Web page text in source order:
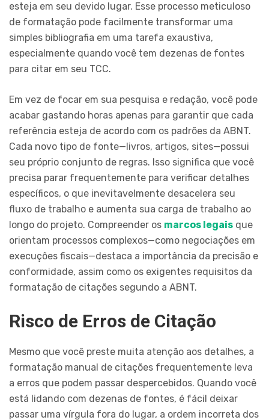
esteja em seu devido lugar. Esse processo meticuloso
de formatação pode facilmente transformar uma
simples bibliografia em uma tarefa exaustiva,
especialmente quando você tem dezenas de fontes
para citar em seu TCC.
Em vez de focar em sua pesquisa e redação, você pode
acabar gastando horas apenas para garantir que cada
referência esteja de acordo com os padrões da ABNT.
Cada novo tipo de fonte—livros, artigos, sites—possui
seu próprio conjunto de regras. Isso significa que você
precisa parar frequentemente para verificar detalhes
específicos, o que inevitavelmente desacelera seu
fluxo de trabalho e aumenta sua carga de trabalho ao
longo do projeto. Compreender os marcos legais que
orientam processos complexos—como negociações em
execuções fiscais—destaca a importância da precisão e
conformidade, assim como os exigentes requisitos da
formatação de citações segundo a ABNT.
Risco de Erros de Citação
Mesmo que você preste muita atenção aos detalhes, a
formatação manual de citações frequentemente leva
a erros que podem passar despercebidos. Quando você
está lidando com dezenas de fontes, é fácil deixar
passar uma vírgula fora do lugar, a ordem incorreta dos